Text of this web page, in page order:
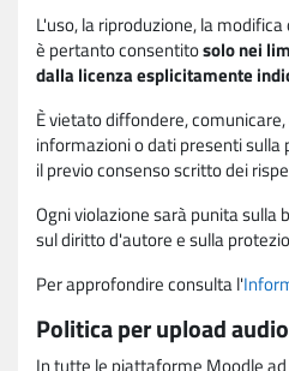
L'uso, la riproduzione, la
è pertanto consentitosolo nei
dalla licenza esplicitamente
È vietato diffondere,
informazioni o dati presenti
il previo consenso scritto dei
Ogni violazione sarà punita sulla
sul diritto d'autore e sulla
Per approfondire consulta l'
Politica per upload
In tutte le piattaforme Moodle